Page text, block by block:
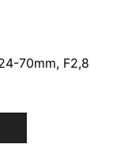
70mm, F2,8